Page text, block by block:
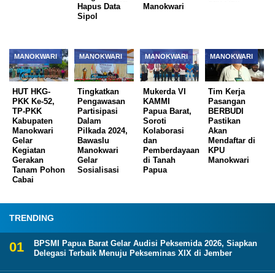
Hapus Data
Sipol
Manokwari
MANOKWARI
HUT HKG-
PKK Ke-52,
TP-PKK
Kabupaten
Manokwari
Gelar
Kegiatan
Gerakan
Tanam Pohon
Cabai
MANOKWARI
Tingkatkan
Pengawasan
Partisipasi
Dalam
Pilkada 2024,
Bawaslu
Manokwari
Gelar
Sosialisasi
MANOKWARI
Mukerda VI
KAMMI
Papua Barat,
Soroti
Kolaborasi
dan
Pemberdayaan
di Tanah
Papua
MANOKWARI
Tim Kerja
Pasangan
BERBUDI
Pastikan
Akan
Mendaftar di
KPU
Manokwari
TRENDING
BPSMI Papua Barat Gelar Audisi Peksemida 2026, Siapkan
Delegasi Terbaik Menuju Pekseminas XIX di Jember